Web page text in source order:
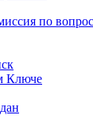
по
Ключе